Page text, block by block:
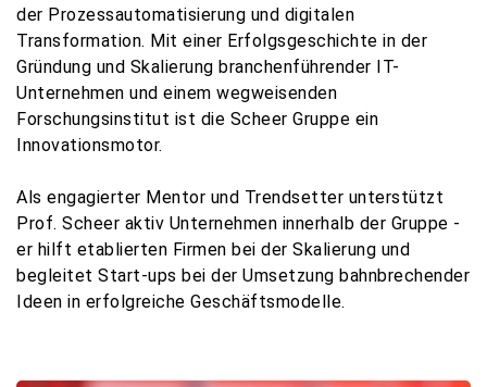
der Prozessautomatisierung und digitalen
Transformation. Mit einer Erfolgsgeschichte in der
Gründung und Skalierung branchenführender IT-
Unternehmen und einem wegweisenden
Forschungsinstitut ist die Scheer Gruppe ein
Innovationsmotor.
Als engagierter Mentor und Trendsetter unterstützt
Prof. Scheer aktiv Unternehmen innerhalb der Gruppe -
er hilft etablierten Firmen bei der Skalierung und
begleitet Start-ups bei der Umsetzung bahnbrechender
Ideen in erfolgreiche Geschäftsmodelle.